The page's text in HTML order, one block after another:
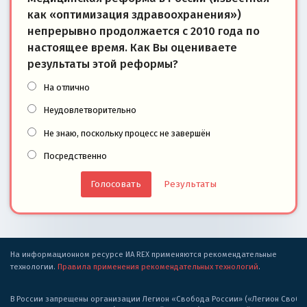
как «оптимизация здравоохранения»)
непрерывно продолжается с 2010 года по
настоящее время. Как Вы оцениваете
результаты этой реформы?
На отлично
Неудовлетворительно
Не знаю, поскольку процесс не завершён
Посредственно
Результаты
На информационном ресурсе ИА REX применяются рекомендательные
технологии. Правила применения рекомендательных технологий.
В России запрещены организации Легион «Свобода России» («Легион